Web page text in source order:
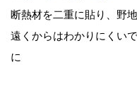
断熱材を二重に貼り、野
遠くからはわかりにくい
に